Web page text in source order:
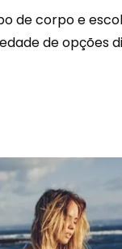
de corpo e
de opções